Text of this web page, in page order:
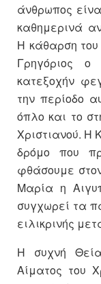
άνθρωπος
καθημερινά
Η κάθαρση
Γρηγόριος
κατεξοχήν
την περίοδο
όπλο και το
Χριστιανού. Η
δρόμο που
φθάσουμε
Μαρία η
συγχωρεί τα
ειλικρινής
Η συχνή
Αίματος του